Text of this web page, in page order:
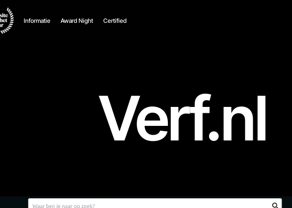
Informatie Award Night Certified
Verf.nl